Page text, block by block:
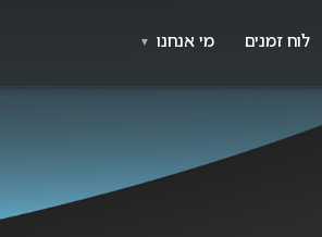
לוח זמנים מי אנחנו ▼